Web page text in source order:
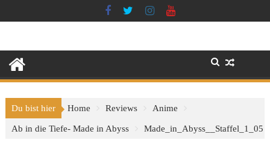
to
Du bist hier Home Reviews Anime
Ab in die Tiefe- Made in Abyss Made_in_Abyss__Staffel_1_05